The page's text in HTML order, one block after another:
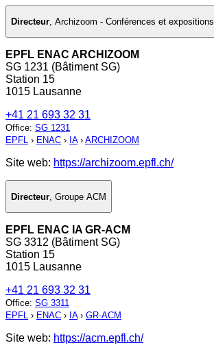
Directeur, Archizoom - Conférences et expositions
EPFL ENAC ARCHIZOOM
SG 1231 (Bâtiment SG)
Station 15
1015 Lausanne
+41 21 693 32 31
Office: SG 1231
EPFL › ENAC › IA› ARCHIZOOM
Site web: https://archizoom.epfl.ch/
Directeur Groupe ACM
EPFL ENAC IA GR-ACM
SG 3312 (Bâtiment SG)
Station 15
1015 Lausanne
+41 21 693 32 31
Office: SG 3311
EPFL › ENAC › IA› GR-ACM
Site web: https://acm.epfl.ch/